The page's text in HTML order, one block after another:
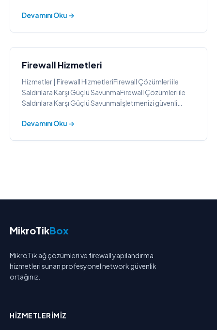
Devamını Oku →
Firewall Hizmetleri
Hizmetler | Firewall HizmetleriFirewall Çözümleri ile
Saldırılara Karşı Güçlü SavunmaFirewall Çözümleri ile
Saldırılara Karşı Güçlü Savunmaİşletmenizi güvenli
firewall sistemine sahip
Devamını Oku →
MikroTikBox
MikroTik ağ çözümleri ve firewall yapılandırma
hizmetleri sunan profesyonel network güvenlik
ortağınız.
HIZMETLERIMIZ